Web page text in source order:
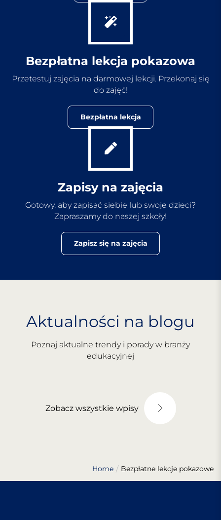
Bezpłatna lekcja pokazowa
Przetestuj zajęcia na darmowej lekcji. Przekonaj się
do zajęć!
Bezpłatna lekcja
Zapisy na zajęcia
Gotowy, aby zapisać siebie lub swoje dzieci?
Zapraszamy do naszej szkoły!
Zapisz się na zajęcia
Aktualności na blogu
Poznaj aktualne trendy i porady w branży
edukacyjnej
Zobacz wszystkie wpisy
Home Bezpłatne lekcje pokazowe